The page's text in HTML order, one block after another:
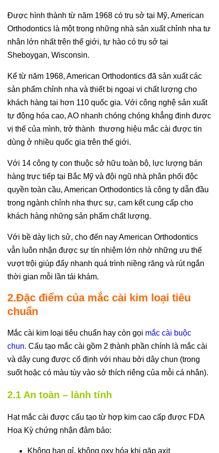
Được hình thành từ năm 1968 có trụ sở tại Mỹ, American
Orthodontics là một trong những nhà sản xuất chỉnh nha tư
nhân lớn nhất trên thế giới, tự hào có trụ sở tại
Sheboygan, Wisconsin.
Kể từ năm 1968, American Orthodontics đã sản xuất các
sản phẩm chỉnh nha và thiết bị ngoại vi chất lượng cho
khách hàng tại hơn 110 quốc gia. Với công nghệ sản xuất
tự động hóa cao, AO nhanh chóng chóng khẳng định được
vị thế của mình, trở thành thương hiệu mắc cài được tin
dùng ở nhiều quốc gia trên thế giới.
Với 14 công ty con thuộc sở hữu toàn bộ, lực lượng bán
hàng trực tiếp tại Bắc Mỹ và đội ngũ nhà phân phối độc
quyền toàn cầu, American Orthodontics là công ty dẫn đầu
trong ngành chỉnh nha thực sự, cam kết cung cấp cho
khách hàng những sản phẩm chất lượng.
Với bề dày lịch sử, cho đến nay American Orthodontics
vẫn luôn nhận được sự tín nhiệm lớn nhờ những ưu thế
vượt trội giúp đẩy nhanh quá trình niềng răng và rút ngắn
thời gian mỗi lần tái khám.
2.Đặc điểm của mắc cài kim loại tiêu
chuẩn
Mắc cài kim loại tiêu chuẩn hay còn gọi mắc cài buộc
chun. Cấu tạo mắc cài gồm 2 thành phần chính là mắc cài
và dây cung được cố định với nhau bởi dây chun (trong
suốt hoặc có màu tùy vào sở thích riêng của mỗi cá nhân).
2.1 An toàn – lành tính
Hạt mắc cài được cấu tạo từ hợp kim cao cấp được FDA
Hoa Kỳ chứng nhận đảm bảo:
Không han gỉ, không oxy hóa khi gặp axit